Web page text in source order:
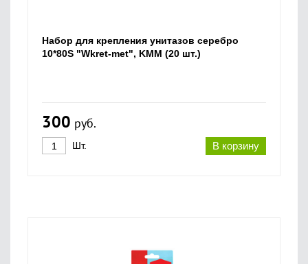
Набор для крепления унитазов серебро
10*80S "Wkret-met", KMM (20 шт.)
300 руб.
В корзину
Шт.